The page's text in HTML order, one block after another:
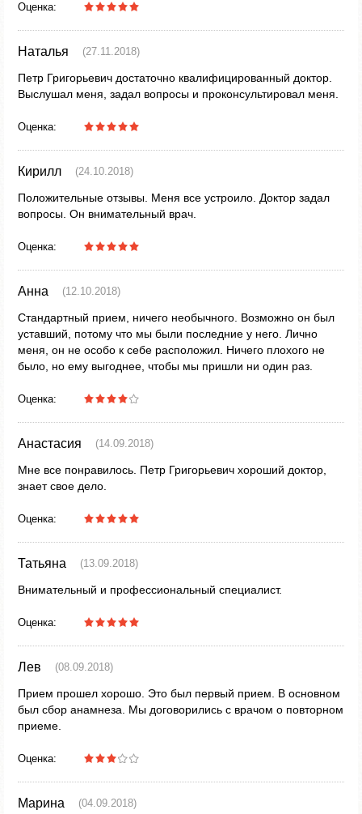
Оценка:
Наталья (27.11.2018)
Петр Григорьевич достаточно квалифицированный доктор.
Выслушал меня, задал вопросы и проконсультировал меня.
Оценка:
Кирилл (24.10.2018)
Положительные отзывы. Меня все устроило. Доктор задал
вопросы. Он внимательный врач.
Оценка:
Анна (12.10.2018)
Стандартный прием, ничего необычного. Возможно он был
уставший, потому что мы были последние у него. Лично
меня, он не особо к себе расположил. Ничего плохого не
было, но ему выгоднее, чтобы мы пришли ни один раз.
Оценка:
Анастасия (14.09.2018)
Мне все понравилось. Петр Григорьевич хороший доктор,
знает свое дело.
Оценка:
Татьяна (13.09.2018)
Внимательный и профессиональный специалист.
Оценка:
Лев (08.09.2018)
Прием прошел хорошо. Это был первый прием. В основном
был сбор анамнеза. Мы договорились с врачом о повторном
приеме.
Оценка:
Марина (04.09.2018)